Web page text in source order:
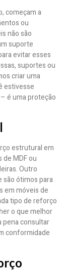
começam a
ou
não são
suporte
evitar esses
suportes ou
criar uma
estivesse
é uma proteção
estrutural em
de MDF ou
Outro
são ótimos para
em móveis de
tipo de reforço
o que melhor
pena consultar
conformidade